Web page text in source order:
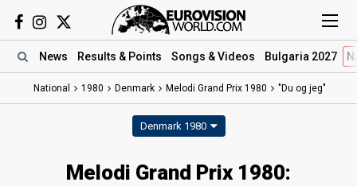
News Results & Points Songs & Videos Bulgaria 2027
National 1980 Denmark Melodi Grand Prix 1980 "Du og jeg"
Denmark 1980
Melodi Grand Prix 1980: